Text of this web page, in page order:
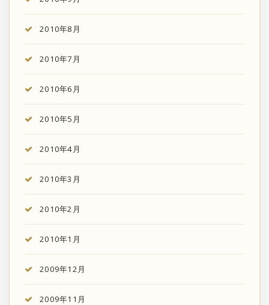
2010年8月
2010年7月
2010年6月
2010年5月
2010年4月
2010年3月
2010年2月
2010年1月
2009年12月
2009年11月